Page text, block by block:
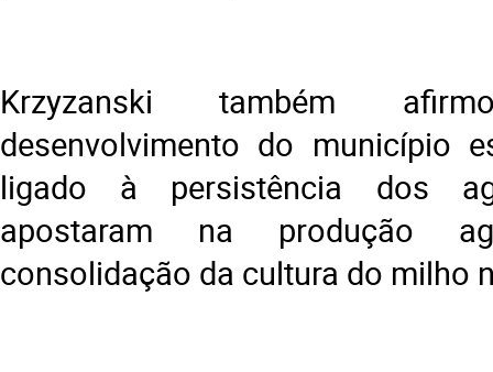
Krzyzanski também
desenvolvimento do município
ligado à persistência dos
apostaram na produção
consolidação da cultura do milho